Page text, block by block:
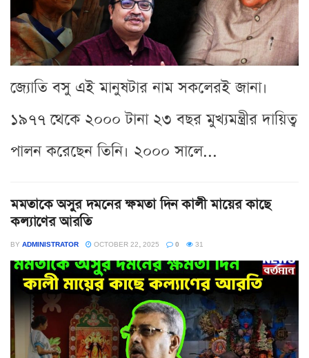
জ্যোতি বসু এই মানুষটার নাম সকলেরই জানা।
১৯৭৭ থেকে ২০০০ টানা ২৩ বছর মুখ্যমন্ত্রীর দায়িত্ব
পালন করেছেন তিনি। ২০০০ সালে...
মমতাকে অসুর দমনের ক্ষমতা দিন কালী মায়ের কাছে
কল্যাণের আরতি
BY ADMINISTRATOR OCTOBER 22, 2025 0 31